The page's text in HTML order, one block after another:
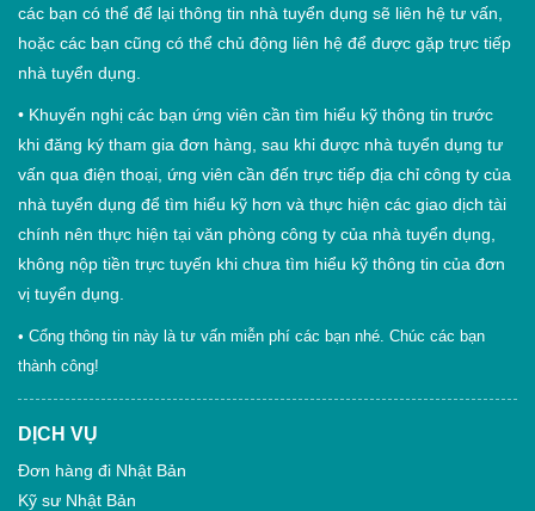
các bạn có thể để lại thông tin nhà tuyển dụng sẽ liên hệ tư vấn,
hoặc các bạn cũng có thể chủ động liên hệ để được gặp trực tiếp
nhà tuyển dụng.
• Khuyến nghị các bạn ứng viên cần tìm hiểu kỹ thông tin trước
khi đăng ký tham gia đơn hàng, sau khi được nhà tuyển dụng tư
vấn qua điện thoại, ứng viên cần đến trực tiếp địa chỉ công ty của
nhà tuyển dụng để tìm hiểu kỹ hơn và thực hiện các giao dịch tài
chính nên thực hiện tại văn phòng công ty của nhà tuyển dụng,
không nộp tiền trực tuyến khi chưa tìm hiểu kỹ thông tin của đơn
vị tuyển dụng.
• Cổng thông tin này là tư vấn miễn phí các bạn nhé. Chúc các bạn
thành công!
DỊCH VỤ
Đơn hàng đi Nhật Bản
Kỹ sư Nhật Bản